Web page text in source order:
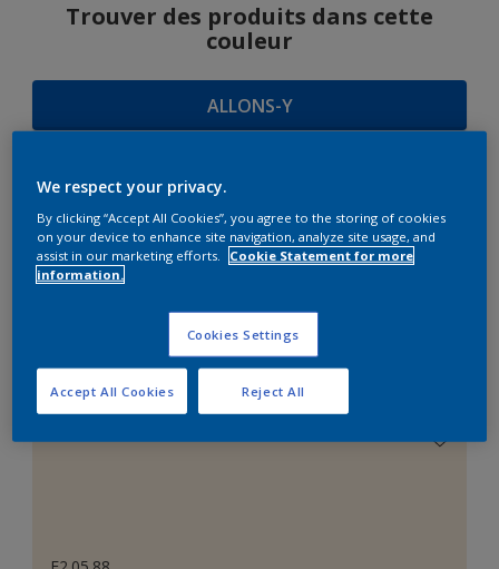
Trouver des produits dans cette
couleur
ALLONS-Y
SUGGESTIONS
D'HARMONIES
Le Blanc Parfait
We respect your privacy.
By clicking “Accept All Cookies”, you agree to the storing of cookies
on your device to enhance site navigation, analyze site usage, and
assist in our marketing efforts.
Cookie Statement for more
information.
Cookies Settings
Reject All
Accept All Cookies